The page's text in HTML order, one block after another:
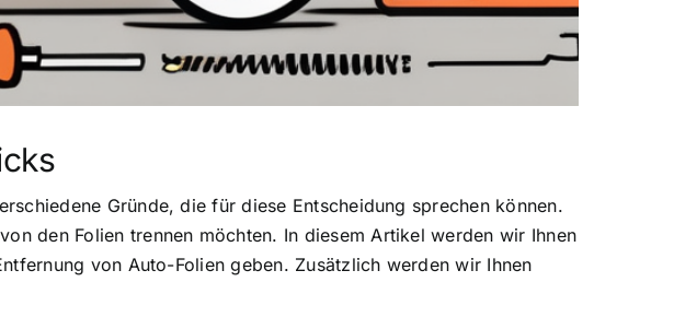
Gründe, die für diese Entscheidung sprechen können.
den Folien trennen möchten. In diesem Artikel werden wir Ihnen
von Auto-Folien geben. Zusätzlich werden wir Ihnen